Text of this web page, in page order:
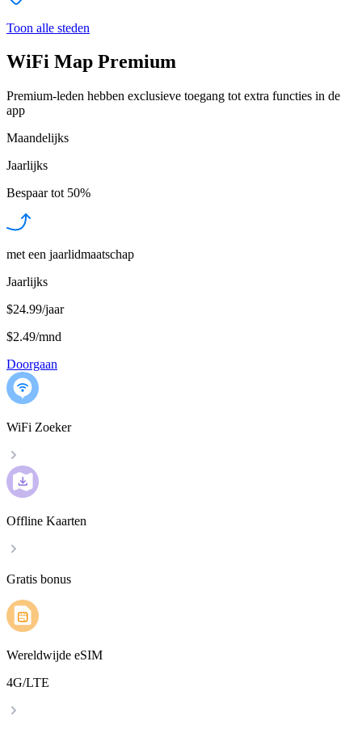
Toon alle steden
WiFi Map Premium
Premium-leden hebben exclusieve toegang tot extra functies in de
app
Maandelijks
Jaarlijks
Bespaar tot 50%
met een jaarlidmaatschap
Jaarlijks
$24.99/jaar
$2.49/mnd
Doorgaan
WiFi Zoeker
Offline Kaarten
Gratis bonus
Wereldwijde eSIM
4G/LTE